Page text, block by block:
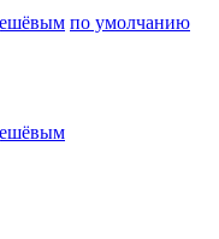
по умолчанию